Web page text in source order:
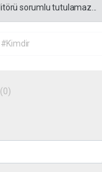
sorumlu tutulamaz...
#Kimdir
(0)